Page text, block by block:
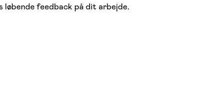
løbende feedback på dit arbejde.